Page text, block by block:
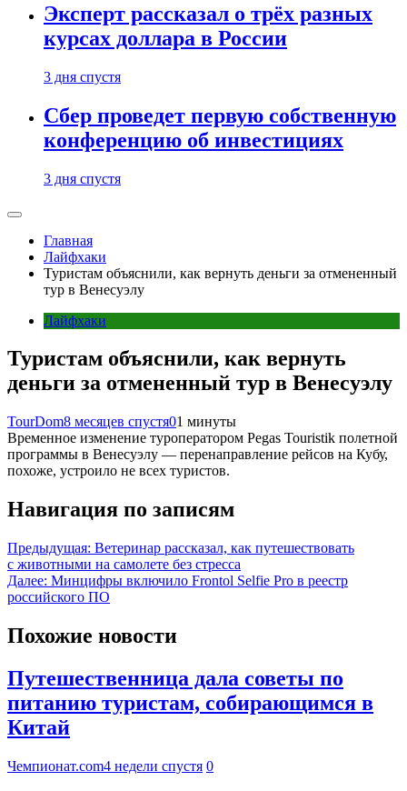
Эксперт рассказал о трёх разных
курсах доллара в России
3 дня спустя
Сбер проведет первую собственную
конференцию об инвестициях
3 дня спустя
Главная
Лайфхаки
Туристам объяснили, как вернуть деньги за отмененный
тур в Венесуэлу
Лайфхаки
Туристам объяснили, как вернуть
деньги за отмененный тур в Венесуэлу
TourDom8 месяцев спустя01 минуты
Временное изменение туроператором Pegas Touristik полетной
программы в Венесуэлу — перенаправление рейсов на Кубу,
похоже, устроило не всех туристов.
Навигация по записям
Предыдущая: Ветеринар рассказал, как путешествовать
с животными на самолете без стресса
Далее: Минцифры включило Frontol Selfie Pro в реестр
российского ПО
Похожие новости
Путешественница дала советы по
питанию туристам, собирающимся в
Китай
Чемпионат.com4 недели спустя 0